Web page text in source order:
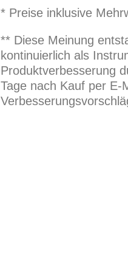
* Preise inklusive
** Diese Meinung
kontinuierlich als
Produktverbesserung
Tage nach Kauf per E-